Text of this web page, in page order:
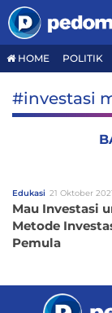
HOME POLITIK
#investasi
Edukasi 21 Oktober
Mau Investasi
Metode
Pemula